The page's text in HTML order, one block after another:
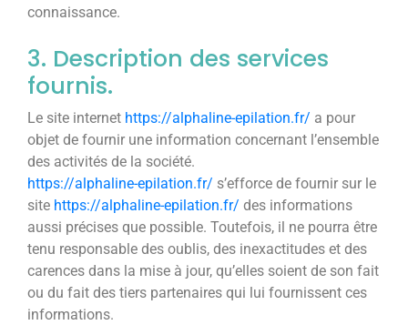
connaissance.
3. Description des services
fournis.
Le site internet https://alphaline-epilation.fr/ a pour
objet de fournir une information concernant l’ensemble
des activités de la société.
https://alphaline-epilation.fr/ s’efforce de fournir sur le
site https://alphaline-epilation.fr/ des informations
aussi précises que possible. Toutefois, il ne pourra être
tenu responsable des oublis, des inexactitudes et des
carences dans la mise à jour, qu’elles soient de son fait
ou du fait des tiers partenaires qui lui fournissent ces
informations.